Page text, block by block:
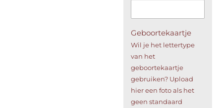
Geboortekaartje
Wil je het lettertype
van het
geboortekaartje
gebruiken? Upload
hier een foto als het
geen standaard